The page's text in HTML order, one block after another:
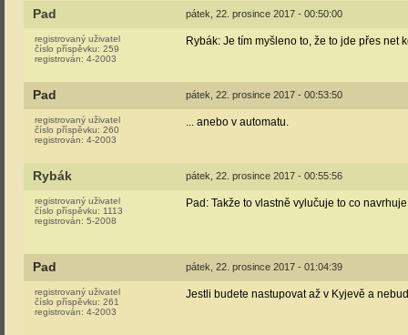
Pad pátek, 22. prosince 2017 - 00:50:00
registrovaný uživatel
číslo příspěvku: 259
registrován: 4-2003
Rybák: Je tím myšleno to, že to jde přes net
Pad pátek, 22. prosince 2017 - 00:53:50
registrovaný uživatel
číslo příspěvku: 260
registrován: 4-2003
... anebo v automatu.
Rybák pátek, 22. prosince 2017 - 00:55:56
registrovaný uživatel
číslo příspěvku: 1113
registrován: 5-2008
Pad: Takže to vlastně vylučuje to co
Pad pátek, 22. prosince 2017 - 01:04:39
registrovaný uživatel
číslo příspěvku: 261
registrován: 4-2003
Jestli budete nastupovat až v Kyjevě a